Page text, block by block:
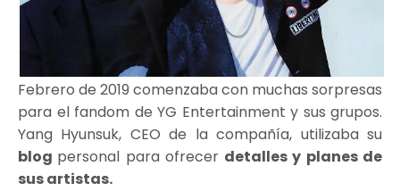
Febrero de 2019 comenzaba con muchas sorpresas
para el fandom de YG Entertainment y sus grupos.
Yang Hyunsuk, CEO de la compañía, utilizaba su
blog personal para ofrecer detalles y planes de
sus artistas.